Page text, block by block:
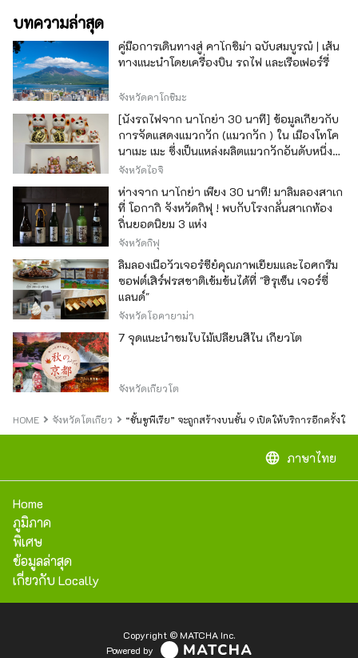
บทความล่าสุด
คู่มือการเดินทางสู่ คาโกชิม่า ฉบับสมบูรณ์ | เส้น
ทางแนะนำโดยเครื่องบิน รถไฟ และเรือเฟอร์รี่
จังหวัดคาโกชิมะ
[นั่งรถไฟจาก นาโกย่า 30 นาที] ข้อมูลเกี่ยวกับ
การจัดแสดงแมวกวัก (แมวกวัก ) ใน เมืองโทโค
นาเมะ เมะ ซึ่งเป็นแหล่งผลิตแมวกวักอันดับหนึ่ง
ของญี่ปุ่น
จังหวัดไอจิ
ห่างจาก นาโกย่า เพียง 30 นาที! มาลิ้มลองสาเก
ที่ โอกากิ จังหวัดกิฟุ ! พบกับโรงกลั่นสาเกท้อง
ถิ่นยอดนิยม 3 แห่ง
จังหวัดกิฟุ
ลิ้มลองเนื้อวัวเจอร์ซีย์คุณภาพเยี่ยมและไอศกรีม
ซอฟต์เสิร์ฟรสชาติเข้มข้นได้ที่ "ฮิรุเซ็น เจอร์ซี่
แลนด์"
จังหวัดโอคายาม่า
7 จุดแนะนำชมใบไม้เปลี่ยนสีใน เกียวโต
จังหวัดเกียวโต
HOME จังหวัดโตเกียว “ชั้นซูพีเรีย” จะถูกสร้างบนชั้น 9 เปิดให้บริการอีกครั้งใ
language ภาษาไทย
Home
ภูมิภาค
พิเศษ
ข้อมูลล่าสุด
เกี่ยวกับ Locally
Copyright © MATCHA Inc.
Powered by